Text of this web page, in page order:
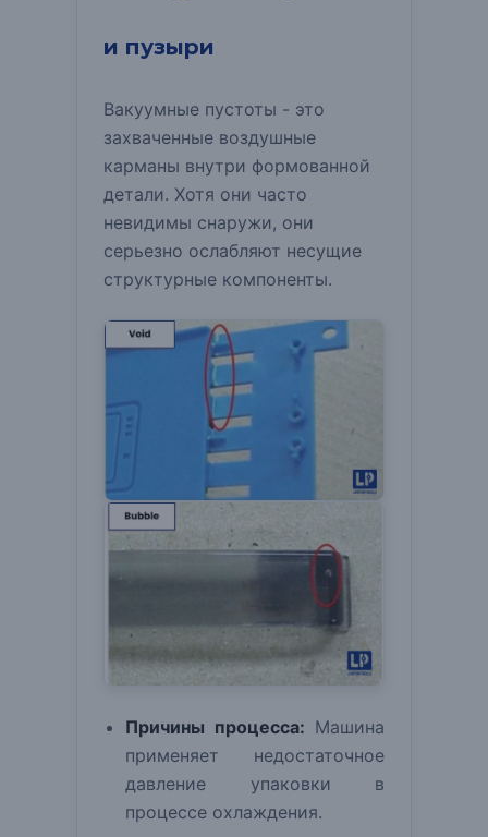
и пузыри
Вакуумные пустоты - это
захваченные воздушные
карманы внутри формованной
детали. Хотя они часто
невидимы снаружи, они
серьезно ослабляют несущие
структурные компоненты.
Причины процесса: Машина
применяет недостаточное
давление упаковки в
процессе охлаждения.